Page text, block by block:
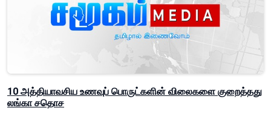
10 அத்தியாவசிய உணவுப் பொருட்களின் விலைகளை குறைத்தது
லங்கா சதொச